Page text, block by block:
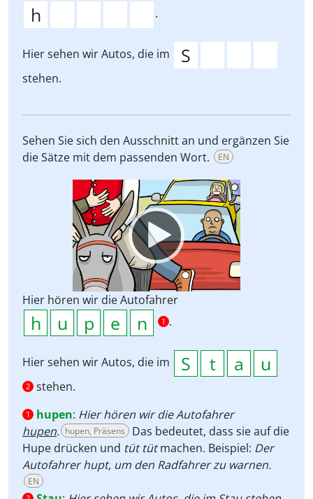
.
Hier sehen wir Autos, die im
stehen.
Sehen Sie sich den Ausschnitt an und ergänzen Sie
die Sätze mit dem passenden Wort.
EN
Video
Player
Hier hören wir die Autofahrer
1 .
Hier sehen wir Autos, die im
2 stehen.
1 hupen: Hier hören wir die Autofahrer
hupen. hupen, Präsens
Das bedeutet, dass sie auf die
Hupe drücken und tüt tütmachen. Beispiel: Der
Autofahrer hupt, um den Radfahrer zu warnen.
EN